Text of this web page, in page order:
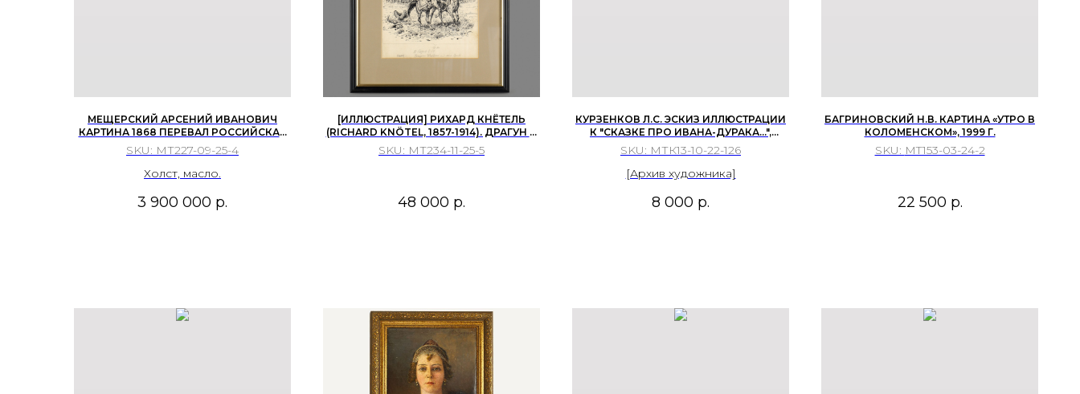
МЕЩЕРСКИЙ АРСЕНИЙ ИВАНОВИЧ
КАРТИНА 1868 ПЕРЕВАЛ РОССИЙСКАЯ
ИМПЕРИЯ ГОРНЫЙ ПЕЙЗАЖ
SKU: МТ227-09-25-4
Холст, масло.
3 900 000 р.
[ИЛЛЮСТРАЦИЯ] РИХАРД КНЁТЕЛЬ
(RICHARD KNÖTEL, 1857-1914). ДРАГУН И
ЕГО ДОБЫЧА. ИЛЛЮСТРАЦИЯ. ...
SKU: МТ234-11-25-5
48 000 р.
КУРЗЕНКОВ Л.С. ЭСКИЗ ИЛЛЮСТРАЦИИ
К "СКАЗКЕ ПРО ИВАНА-ДУРАКА...",
ЛИТОГРАФИЯ, 1975 Г.
SKU: МТК13-10-22-126
[Архив художника]
8 000 р.
БАГРИНОВСКИЙ Н.В. КАРТИНА «УТРО В
КОЛОМЕНСКОМ», 1999 Г.
SKU: MT153-03-24-2
22 500 р.